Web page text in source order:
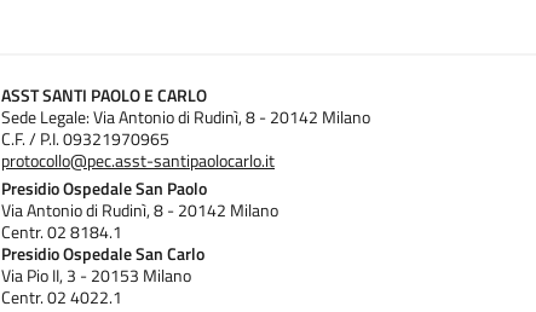
ASST SANTI PAOLO E CARLO
Sede Legale: Via Antonio di Rudinì, 8 - 20142 Milano
C.F. / P.I. 09321970965
protocollo@pec.asst-santipaolocarlo.it
Presidio Ospedale San Paolo
Via Antonio di Rudinì, 8 - 20142 Milano
Centr. 02 8184.1
Presidio Ospedale San Carlo
Via Pio II, 3 - 20153 Milano
Centr. 02 4022.1